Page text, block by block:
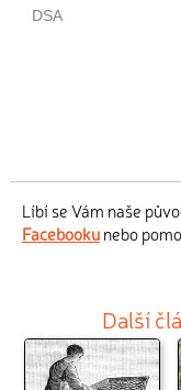
Líbí se Vám naše
Facebookunebo
Další